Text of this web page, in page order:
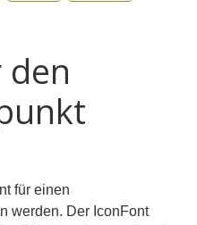
für einen
werden. Der IconFont